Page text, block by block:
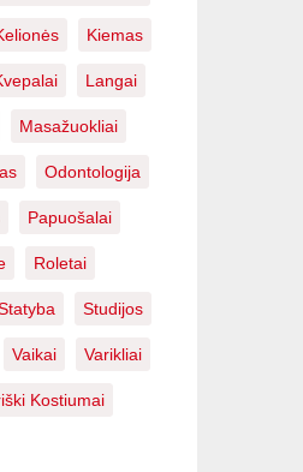
Kiemas
Langai
Masažuokliai
Odontologija
Papuošalai
Roletai
Studijos
Vaikai Varikliai
Kostiumai